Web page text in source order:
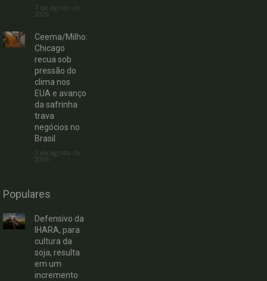
7 de agosto de
2026
Ceema/Milho:
Chicago
recua sob
pressão do
clima nos
EUA e avanço
da safrinha
trava
negócios no
Brasil
7 de agosto de
2026
Populares
Defensivo da
IHARA, para
cultura da
soja, resulta
em um
incremento